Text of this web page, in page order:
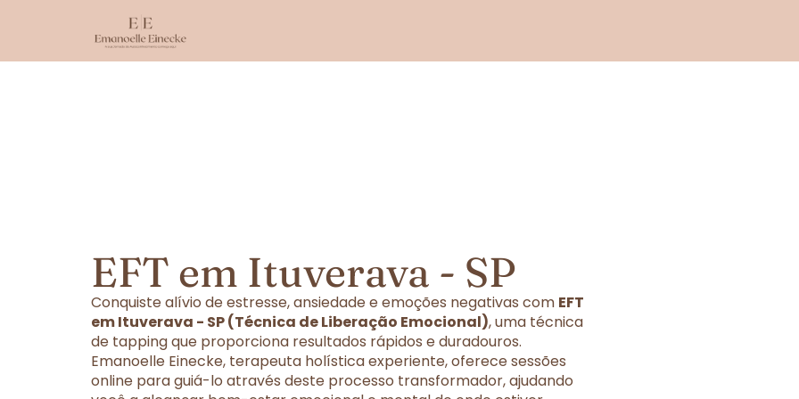
EFT em Ituverava - SP
Conquiste alívio de estresse, ansiedade e emoções negativas com EFT
em Ituverava - SP (Técnica de Liberação Emocional), uma técnica
de tapping que proporciona resultados rápidos e duradouros.
Emanoelle Einecke, terapeuta holística experiente, oferece sessões
online para guiá-lo através deste processo transformador, ajudando